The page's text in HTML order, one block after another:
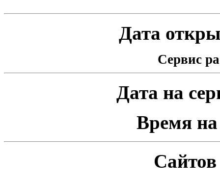
Дата
Сервис
Дата на
Время на